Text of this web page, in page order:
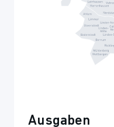
Ausgaben